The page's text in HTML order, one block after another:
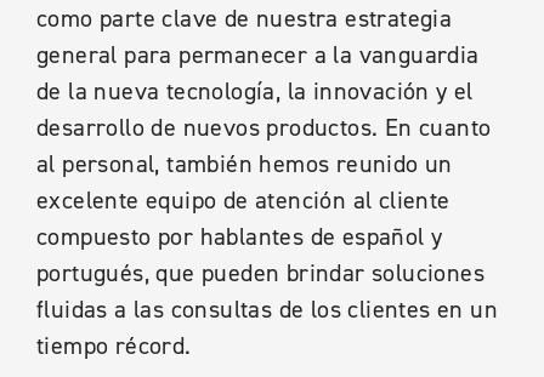
como parte clave de nuestra estrategia
general para permanecer a la vanguardia
de la nueva tecnología, la innovación y el
desarrollo de nuevos productos. En cuanto
al personal, también hemos reunido un
excelente equipo de atención al cliente
compuesto por hablantes de español y
portugués, que pueden brindar soluciones
fluidas a las consultas de los clientes en un
tiempo récord.